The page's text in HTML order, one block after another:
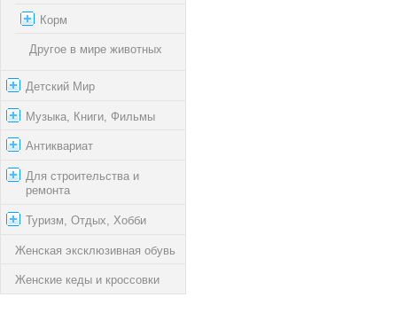
Корм
Другое в мире животных
Детский Мир
Музыка, Книги, Фильмы
Антиквариат
Для строительства и
ремонта
Туризм, Отдых, Хобби
Женская эксклюзивная обувь
Женские кеды и кроссовки